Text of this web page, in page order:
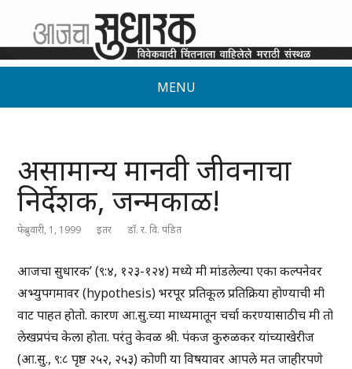
MENU
असामान्य मानवी जीवनाचा
निर्देशक, जन्मकाळ!
फेब्रुवारी, 1, 1999 इतर डॉ. र. वि. पंडित
आजचा सुधारक’ (९:४, १२३-१२४) मध्ये मी मांडलेल्या एका कल्पनेवर
अभ्युपगमावर (hypothesis) भरपूर प्रतिकूल प्रतिक्रिया होण्याची मी
वाट पाहत होतो. कारण आ.सु.च्या माध्यमातून चर्चा करण्यासाठीच मी तो
लेखप्रपंच केला होता. परंतु केवळ श्री. पंकज कुरुळकर यांच्याखेरीज
(आ.सु., ९:८ पृष्ठ २५२, २५३) कोणी या विषयावर आपले मत जाहीरपणे